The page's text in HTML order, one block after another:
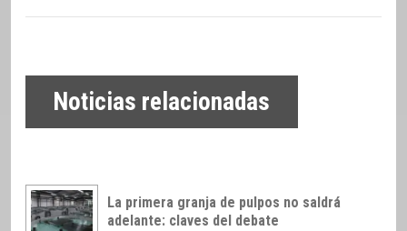
Noticias relacionadas
La primera granja de pulpos no saldrá
adelante: claves del debate